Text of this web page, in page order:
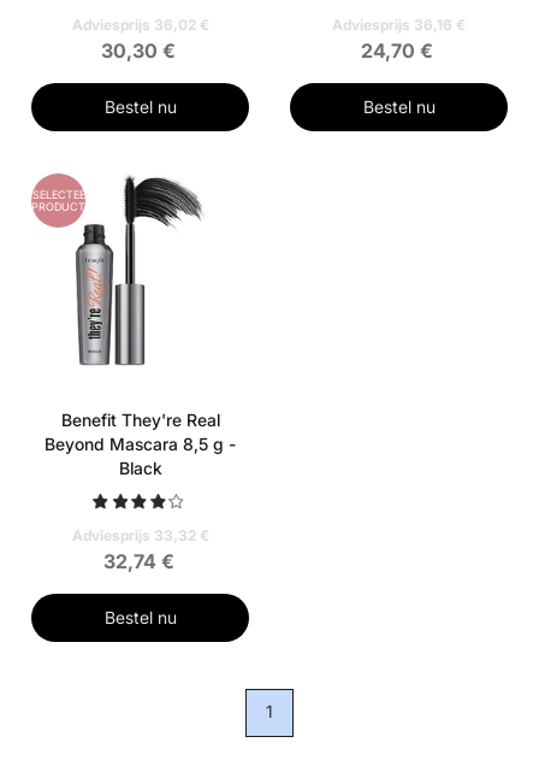
Adviesprijs 36,02 €
30,30 €
Bestel nu
Adviesprijs 36,16 €
24,70 €
Bestel nu
GESELECTEERD
PRODUCT
Benefit They're Real
Beyond Mascara 8,5 g -
Black
Adviesprijs 33,32 €
32,74 €
Bestel nu
1